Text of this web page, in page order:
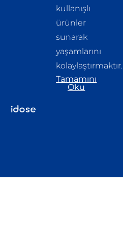
kullanışlı
ürünler
sunarak
yaşamlarını
kolaylaştırmaktır.​
Tamamını
Oku